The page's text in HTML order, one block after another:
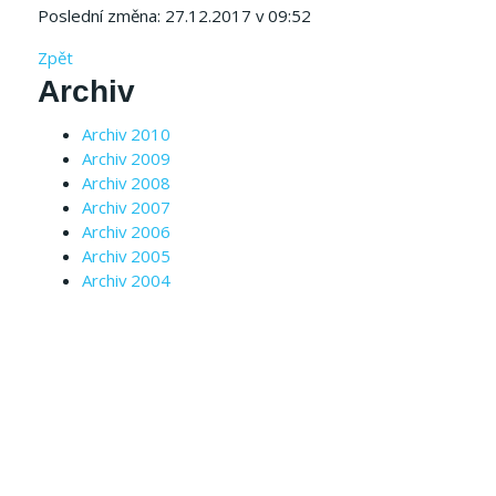
Poslední změna: 27.12.2017 v 09:52
Zpět
Archiv
Archiv 2010
Archiv 2009
Archiv 2008
Archiv 2007
Archiv 2006
Archiv 2005
Archiv 2004